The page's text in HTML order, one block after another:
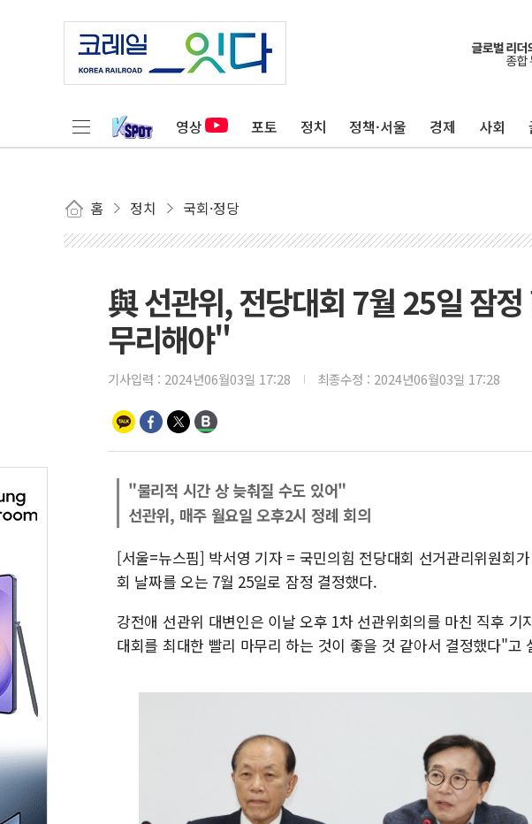
영상 포토 정치 정책·서울 경제 사회
홈 정치 국회·정당
與 선관위, 전당대회 7월 25일 잠
무리해야"
기사입력 : 2024년06월03일 17:28 최종수정 : 2024년06월03일 17:28
"물리적 시간 상 늦춰질 수도 있어"
선관위, 매주 월요일 오후2시 정례 회의
[서울=뉴스핌] 박서영 기자 = 국민의힘 전당대회 선거관리위원회
회 날짜를 오는 7월 25일로 잠정 결정했다.
강전애 선관위 대변인은 이날 오후 1차 선관위회의를 마친 직후
대회를 최대한 빨리 마무리 하는 것이 좋을 것 같아서 결정했다"고